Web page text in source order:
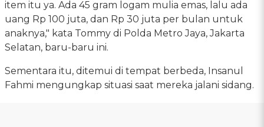
item itu ya. Ada 45 gram logam mulia emas, lalu ada
uang Rp 100 juta, dan Rp 30 juta per bulan untuk
anaknya," kata Tommy di Polda Metro Jaya, Jakarta
Selatan, baru-baru ini.
Sementara itu, ditemui di tempat berbeda, Insanul
Fahmi mengungkap situasi saat mereka jalani sidang.